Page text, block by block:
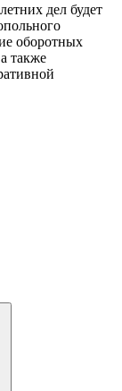
дел будет
оборотных
также